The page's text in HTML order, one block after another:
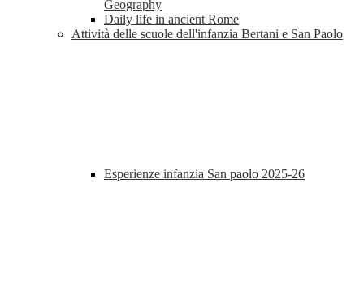
Geography
Daily life in ancient Rome
Attività delle scuole dell'infanzia Bertani e San Paolo
Esperienze infanzia San paolo 2025-26